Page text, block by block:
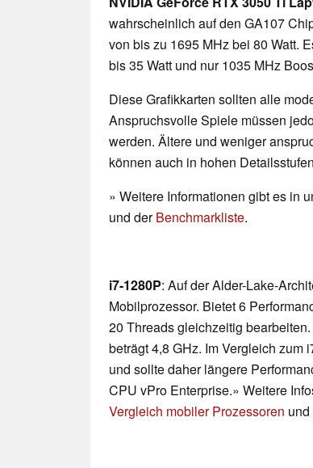
wahrscheinlich auf den GA107
von bis zu 1695 MHz bei 80 Watt.
bis 35 Watt und nur 1035 MHz
Diese Grafikkarten sollten alle
Anspruchsvolle Spiele müssen
werden. Ältere und weniger
können auch in hohen
» Weitere Informationen gibt es in
und derBenchmarkliste.
i7-1280P: Auf der Alder-Lake-
Mobilprozessor. Bietet 6
20 Threads gleichzeitig
beträgt 4,8 GHz. Im Vergleich zum
und sollte daher längere
CPU vPro Enterprise.» Weitere
Vergleich mobiler Prozessoren